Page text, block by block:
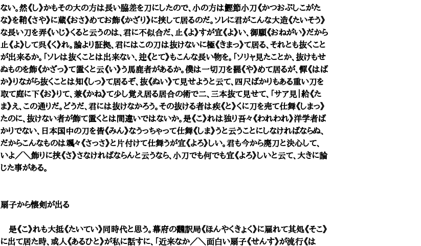
ない。然《し》かもその大の方は長い脇差を刀にしたので、小の方は鰹節小刀《かつおぶしこがた
な》を鞘《さや》に蔵《おさ》めてお飾《かざり》に挟して居るのだ。ソレに君がこんな大造《たいそう》
な長い刀を弄《いじ》くると云うのは、君に不似合だ、止《よ》すが宜《よ》い、御願《おねがい》だから
止《よ》して呉《く》れ。論より証拠、君にはこの刀は抜けないに極《きまっ》て居る、それとも抜くこと
が出来るか。「ソレは抜くことは出来ない、迚《とて》もこんな長い物を。「ソリャ見たことか、抜けもせ
ぬものを飾《かざっ》て置くと云《い》う馬鹿者があるか。僕は一切刀を罷《や》めて居るが、憚《はば
か》りながら抜くことは知《しっ》て居るぞ、抜《ぬい》て見せようと云て、四尺ばかりもある重い刀を
取て庭に下《お》りて、兼《かね》て少し覚え居る居合の術で二、三本抜て見せて、「サア見｜給《た
ま》え、この通りだ。どうだ、君には抜けなかろう。その抜ける者は疾《と》くに刀を売て仕舞《しまっ》
たのに、抜けない者が飾て置くとは間違いではないか。是《こ》れは独り吾々《われわれ》洋学者ば
かりでない、日本国中の刀を皆《みん》なうっちゃって仕舞《しま》うと云うことにしなければならぬ、
だからこんなものは颯々《さっさ》と片付けて仕舞うが宜《よろ》しい。君も今から廃刀と決心して、
いよ／＼飾りに挟《さ》さなければならんと云うなら、小刀でも何でも宜《よろ》しいと云て、大きに論
じた事がある。
扇子から懐剣が出る
是《こ》れも大抵《たいてい》同時代と思う。幕府の飜訳局《ほんやくきょく》に雇れて其処《そこ》
に出て居た時、或人《あるひと》が私に話すに、「近来なか／＼面白い扇子《せんす》が流行《は